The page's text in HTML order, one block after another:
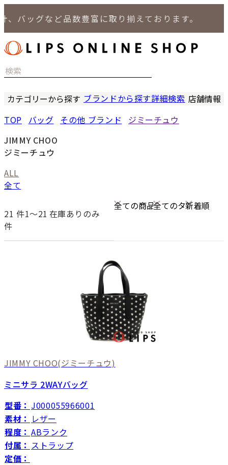
ッグなど品数豊富に取り揃えております。
カテゴリーから探す
バッグ
小物
ジュエリー
セール商品
特集
ブランドから探す詳細検索 店舗情報
TOP バッグ その他 ブランド
ジミーチュウ
JIMMY CHOO
ジミーチュウ
ALL
全て
21 件1〜21
件
在庫ありのみ
JIMMY CHOO(ジミーチュウ)
ミニサラ 2WAYバッグ
型番： J000055966001
素材： レザー
程度： ABランク
付属： ストラップ
定価：